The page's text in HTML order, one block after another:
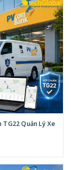
TG22 Quản Lý Xe